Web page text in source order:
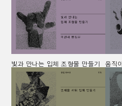
빛과 만나는 입체 조형물 만들기 움직